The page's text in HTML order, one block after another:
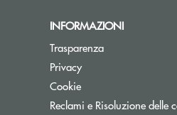
INFORMAZIONI
Trasparenza
Privacy
Cookie
Reclami e Risoluzione delle